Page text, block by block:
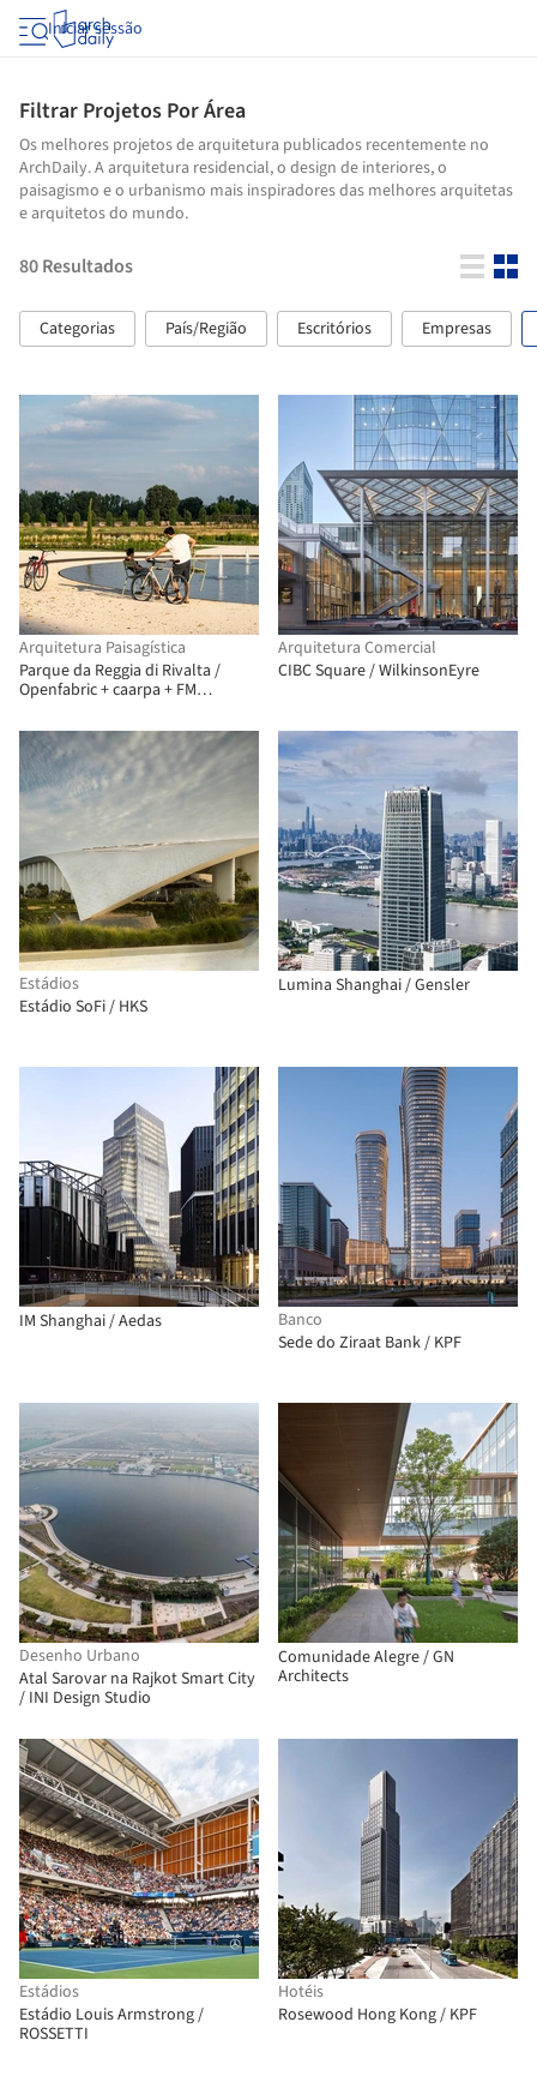
Iniciar sessão
Filtrar Projetos Por Área
Os melhores projetos de arquitetura publicados recentemente no
ArchDaily. A arquitetura residencial, o design de interiores, o
paisagismo e o urbanismo mais inspiradores das melhores arquitetas
e arquitetos do mundo.
80Resultados
Categorias País/Região Escritórios Empresas
Arquitetura Paisagística
Parque da Reggia di Rivalta /
Openfabric + caarpa + FM
Arquitetura Comercial
CIBC Square / WilkinsonEyre
Estádios
Estádio SoFi / HKS
Lumina Shanghai / Gensler
IM Shanghai / Aedas
Banco
Sede do Ziraat Bank / KPF
Desenho Urbano
Atal Sarovar na Rajkot Smart City
/ INI Design Studio
Comunidade Alegre / GN
Architects
Estádios
Estádio Louis Armstrong /
ROSSETTI
Hotéis
Rosewood Hong Kong / KPF